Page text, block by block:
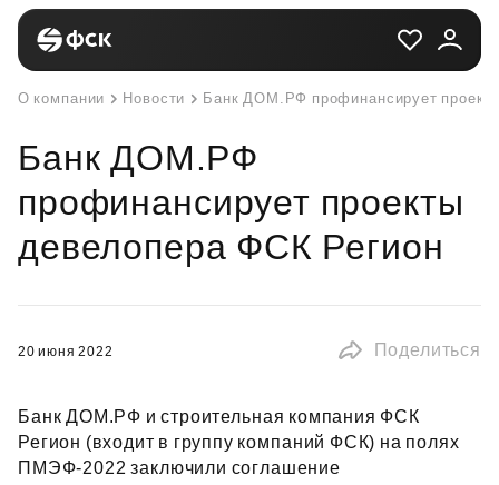
О компании Новости Банк ДОМ.РФ профинансирует
Банк ДОМ.РФ
профинансирует проекты
девелопера ФСК Регион
20 июня 2022 Поделиться
Банк ДОМ.РФ и строительная компания ФСК
Регион (входит в группу компаний ФСК) на полях
ПМЭФ‑2022 заключили соглашение